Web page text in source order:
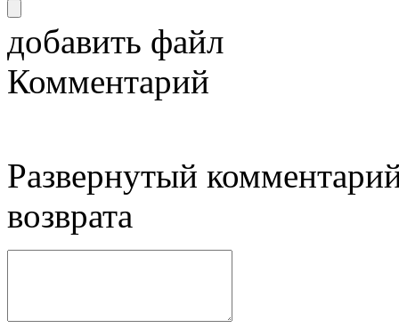
добавить файл
Комментарий
Развернутый
возврата